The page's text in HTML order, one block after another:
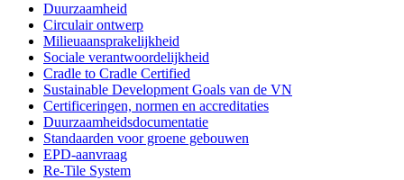
Duurzaamheid
Circulair ontwerp
Milieuaansprakelijkheid
Sociale verantwoordelijkheid
Cradle to Cradle Certified
Sustainable Development Goals van de VN
Certificeringen, normen en accreditaties
Duurzaamheidsdocumentatie
Standaarden voor groene gebouwen
EPD-aanvraag
Re-Tile System